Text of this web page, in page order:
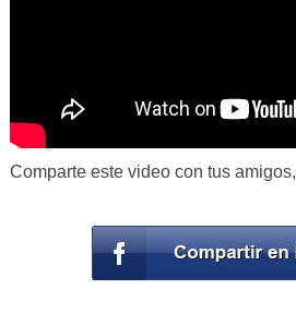
Comparte este video con tus